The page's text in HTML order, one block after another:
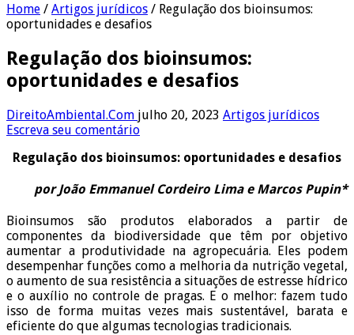
Home / Artigos jurídicos / Regulação dos bioinsumos:
oportunidades e desafios
Regulação dos bioinsumos:
oportunidades e desafios
DireitoAmbiental.Com julho 20, 2023 Artigos jurídicos
Escreva seu comentário
Regulação dos bioinsumos: oportunidades e desafios
porJoão Emmanuel Cordeiro Lima e Marcos Pupin*
Bioinsumos são produtos elaborados a partir de
componentes da biodiversidade que têm por objetivo
aumentar a produtividade na agropecuária. Eles podem
desempenhar funções como a melhoria da nutrição vegetal,
o aumento de sua resistência a situações de estresse hídrico
e o auxílio no controle de pragas. E o melhor: fazem tudo
isso de forma muitas vezes mais sustentável, barata e
eficiente do que algumas tecnologias tradicionais.